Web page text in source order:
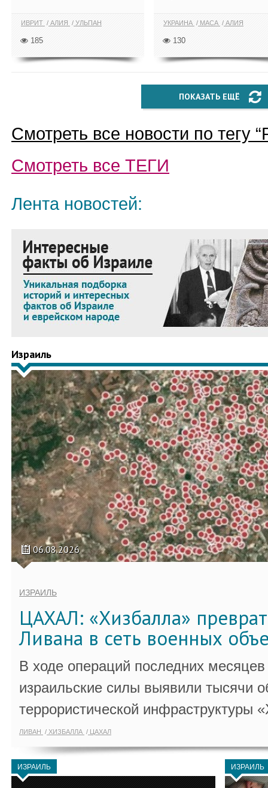
ИВРИТ АЛИЯ УЛЬПАН
185
УКРАИНА МАСА АЛИЯ
130
ПОКАЗАТЬ ЕЩЁ
Смотреть все новости по тегу “
Смотреть все ТЕГИ
Лента новостей:
Израиль
06.08.2026
ИЗРАИЛЬ
ЦАХАЛ: «Хизбалла»
Ливана в сеть военных
В ходе операций последних
израильские силы выявили тысячи
террористической инфраструктуры
ЛИВАН ХИЗБАЛЛА ЦАХАЛ
ИЗРАИЛЬ ИЗРАИЛЬ